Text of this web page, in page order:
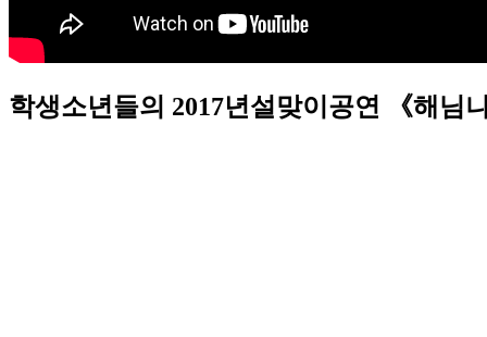
학생소년들의 2017년설맞이공연 《해님